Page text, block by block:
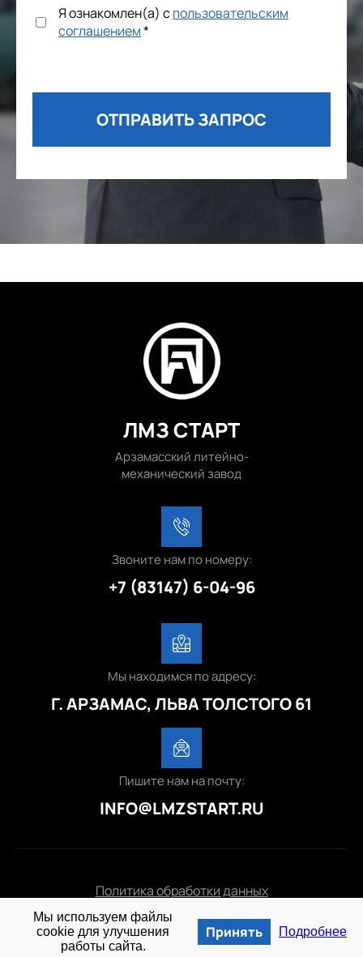
Я ознакомлен(а) спользовательским
соглашением*
ОТПРАВИТЬ ЗАПРОС
ЛМЗ СТАРТ
Арзамасский литейно-
механический завод
+7 (83147) 6-04-96
Звоните нам по номеру:
Г. АРЗАМАС, ЛЬВА ТОЛСТОГО 61
Мы находимся по адресу:
INFO@LMZSTART.RU
Пишите нам на почту:
Политика обработки данных
© 2025 lmzstart.ru
Мы используем файлы
cookie для улучшения
работы сайта.
Принять Подробнее